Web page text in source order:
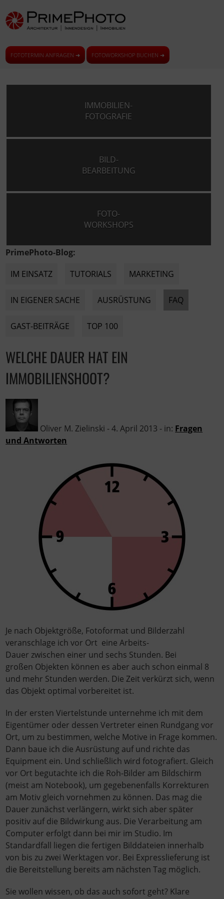
FOTOTERMIN ANFRAGEN ➜ FOTOWORKSHOP BUCHEN ➜
IMMOBILIEN-
FOTOGRAFIE
BILD-
BEARBEITUNG
FOTO-
WORKSHOPS
PrimePhoto-Blog:
IM EINSATZ
TUTORIALS MARKETING
IN EIGENER SACHE AUSRÜSTUNG FAQ
GAST-BEITRÄGE TOP 100
WELCHE DAUER HAT EIN
IMMOBILIENSHOOT?
Oliver M. Zielinski -4. April 2013 - in: Fragen
und Antworten
Je nach Objektgröße, Fotoformat und Bilderzahl
veranschlage ich vor Ort eine Arbeits-
Dauer zwischen einer und sechs Stunden. Bei
großen Objekten können es aber auch schon einmal 8
und mehr Stunden werden. Die Zeit verkürzt sich, wenn
das Objekt optimal vorbereitet ist.
In der ersten Viertelstunde unternehme ich mit dem
Eigentümer oder dessen Vertreter einen Rundgang vor
Ort, um zu bestimmen, welche Motive in Frage kommen.
Dann baue ich die Ausrüstung auf und richte das
Equipment ein. Und schließlich wird fotografiert. Gleich
vor Ort begutachte ich die Roh-Bilder am Bildschirm
(meist am Notebook), um gegebenenfalls Korrekturen
am Motiv gleich vornehmen zu können. Das mag die
Dauer zunächst verlängern, wirkt sich aber später
positiv auf die Bildwirkung aus. Die Verarbeitung am
Computer erfolgt dann bei mir im Studio. Im
Standardfall liegen die fertigen Bilddateien innerhalb
von bis zu zwei Werktagen vor. Bei Expresslieferung ist
die Bereitstellung bereits am nächsten Tag möglich.
Sie wollen wissen, ob das auch sofort geht? Klare